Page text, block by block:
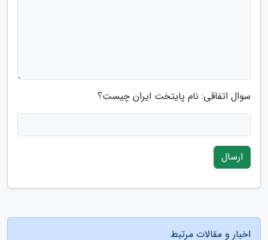
سوال اتفاقی: نام پایتخت ایران چیست؟
ارسال
اخبار و مقالات مرتبط